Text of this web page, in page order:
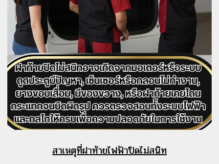
สาเหตุที่ฝาท้ายไฟฟ้าปิดไม่สนิท